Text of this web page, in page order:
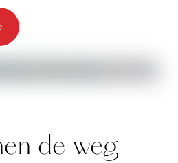
de weg